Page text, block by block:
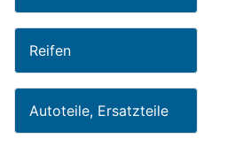
Reifen
Autoteile, Ersatzteile